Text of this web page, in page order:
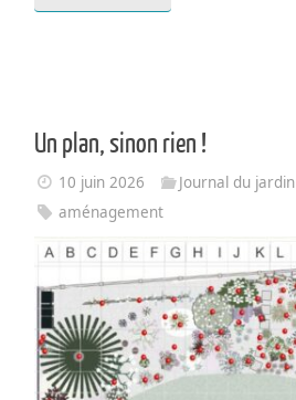
Un plan, sinon rien !
10 juin 2026
Journal du jardin
aménagement